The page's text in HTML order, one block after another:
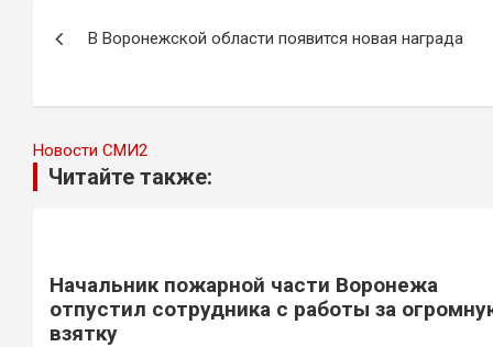
записям
В Воронежской области появится новая награда
Новости СМИ2
Читайте также:
Начальник пожарной части Воронежа
отпустил сотрудника с работы за
взятку